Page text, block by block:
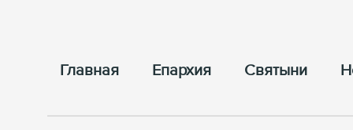
Главная Епархия Cвятыни